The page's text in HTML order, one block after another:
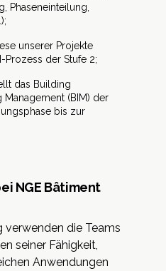
Phaseneinteilung,
unserer Projekte
Prozess der Stufe 2;
das Building
Management (BIM) der
bis zur
NGE Bâtiment
verwenden die Teams
seiner Fähigkeit,
Anwendungen